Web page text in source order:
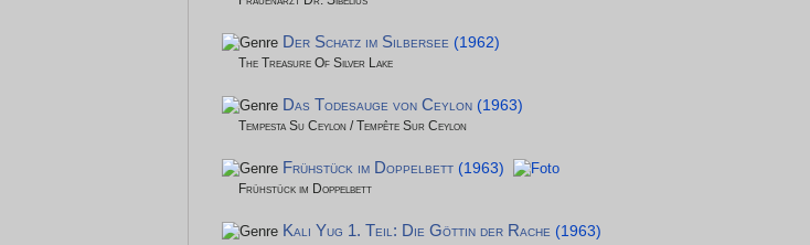
Der Schatz im Silbersee (1962)
The Treasure Of Silver Lake
Das Todesauge von Ceylon (1963)
Tempesta Su Ceylon / Tempête Sur Ceylon
Frühstück im Doppelbett (1963)
Frühstück im Doppelbett
Kali Yug 1. Teil: Die Göttin der Rache (1963)